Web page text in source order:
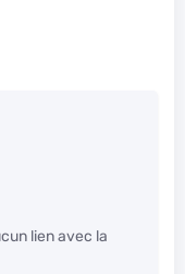
lien avec la